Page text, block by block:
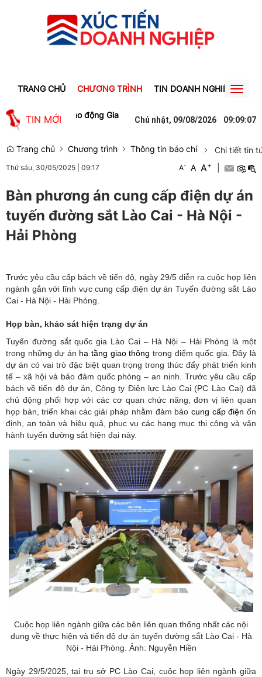
TRANG CHỦ CHƯƠNG TRÌNH TIN DOANH NGHIỆP Toggle
TIN MỚI
việc làm cho lao động Gia Lai Người phụ nữ ở Hưng Yên suýt
Chủ nhật, 09/08/2026 09:09:08
Trang chủ Chương trình Thông tin báo chí Chi tiết tin
Thứ sáu, 30/05/2025 09:17 A- A A+
Bàn phương án cung cấp điện dự án
tuyến đường sắt Lào Cai - Hà Nội -
Hải Phòng
Trước yêu cầu cấp bách về tiến độ, ngày 29/5 diễn ra cuộc họp liên
ngành gắn với lĩnh vực cung cấp điện dự án Tuyến đường sắt Lào
Cai - Hà Nội - Hải Phòng.
Họp bàn, khảo sát hiện trạng dự án
Tuyến đường sắt quốc gia Lào Cai – Hà Nội – Hải Phòng là một
trong những dự án hạ tầng giao thông trọng điểm quốc gia. Đây là
dự án có vai trò đặc biệt quan trọng trong thúc đẩy phát triển kinh
tế – xã hội và bảo đảm quốc phòng – an ninh. Trước yêu cầu cấp
bách về tiến độ dự án, Công ty Điện lực Lào Cai (PC Lào Cai) đã
chủ động phối hợp với các cơ quan chức năng, đơn vị liên quan
họp bàn, triển khai các giải pháp nhằm đảm bảo cung cấp điện ổn
định, an toàn và hiệu quả, phục vụ các hạng mục thi công và vận
hành tuyến đường sắt hiện đại này.
Cuộc họp liên ngành giữa các bên liên quan thống nhất các nội
dung về thực hiện và tiến độ dự án tuyến đường sắt Lào Cai - Hà
Nội - Hải Phòng. Ảnh: Nguyễn Hiền
Ngày 29/5/2025, tại trụ sở PC Lào Cai, cuộc họp liên ngành giữa